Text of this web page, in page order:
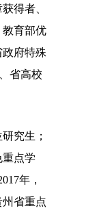
得者、
育部优
府特殊
省高校
究生；
点学
年，
省重点